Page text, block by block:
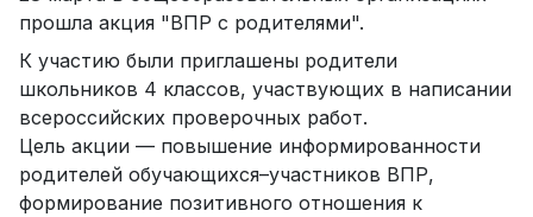
прошла акция "ВПР с родителями".
К участию были приглашены родители
школьников 4 классов, участвующих в написании
всероссийских проверочных работ.
Цель акции — повышение информированности
родителей обучающихся–участников ВПР,
формирование позитивного отношения к